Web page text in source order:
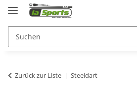
Zurück zur Liste Steeldart